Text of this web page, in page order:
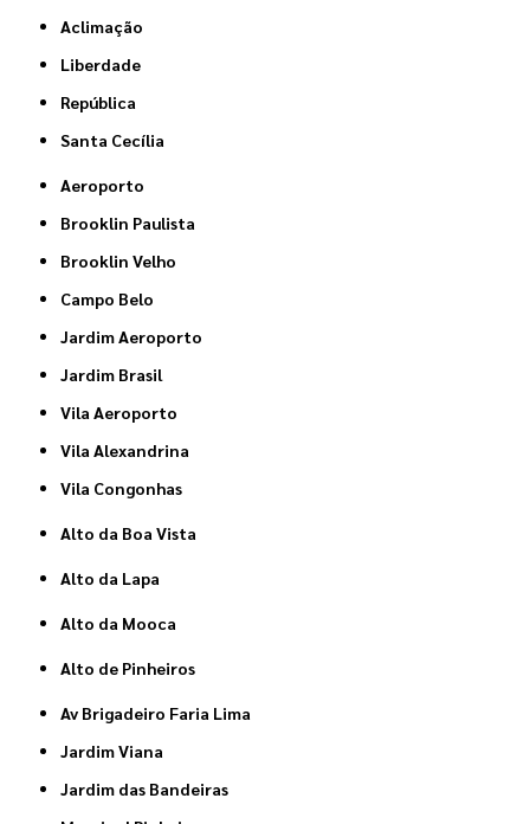
Aclimação
Liberdade
República
Santa Cecília
Aeroporto
Brooklin Paulista
Brooklin Velho
Campo Belo
Jardim Aeroporto
Jardim Brasil
Vila Aeroporto
Vila Alexandrina
Vila Congonhas
Alto da Boa Vista
Alto da Lapa
Alto da Mooca
Alto de Pinheiros
Av Brigadeiro Faria Lima
Jardim Viana
Jardim das Bandeiras